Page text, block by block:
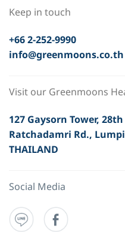
Keep in touch
+66 2-252-9990
info@greenmoons.co.th
Visit our Greenmoons
127 Gaysorn Tower,
Ratchadamri Rd.,
THAILAND
Social Media